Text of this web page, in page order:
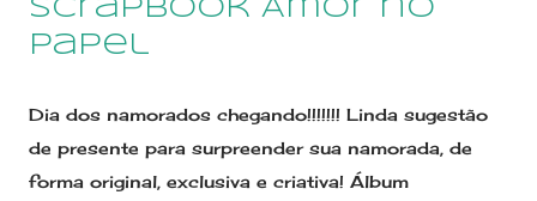
scrapbook Amor no
Papel
Dia dos namorados chegando!!!!!!! Linda sugestão
de presente para surpreender sua namorada, de
forma original, exclusiva e criativa! Álbum